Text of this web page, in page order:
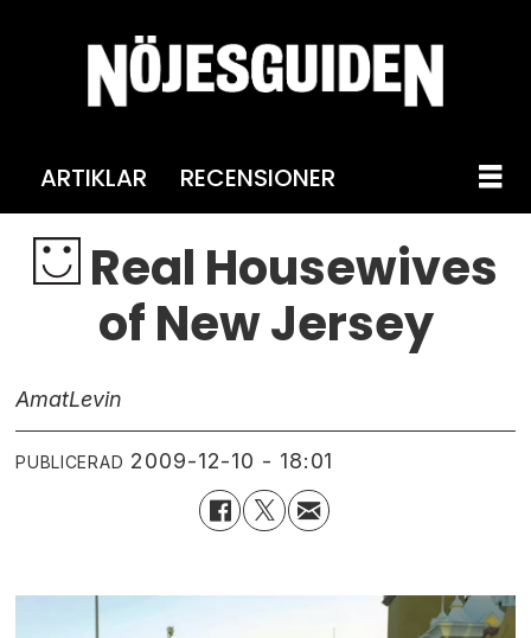
ARTIKLAR RECENSIONER
Real Housewives
of New Jersey
AmatLevin
PUBLICERAD 2009-12-10 - 18:01